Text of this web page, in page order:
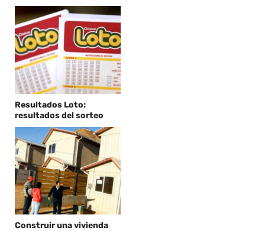
Resultados Loto:
resultados del sorteo
Construir una vivienda